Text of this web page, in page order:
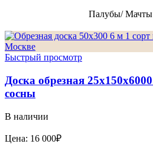
Палубы/ Мачты
Быстрый просмотр
Доска обрезная
сосны
В наличии
Цена: 16 000₽